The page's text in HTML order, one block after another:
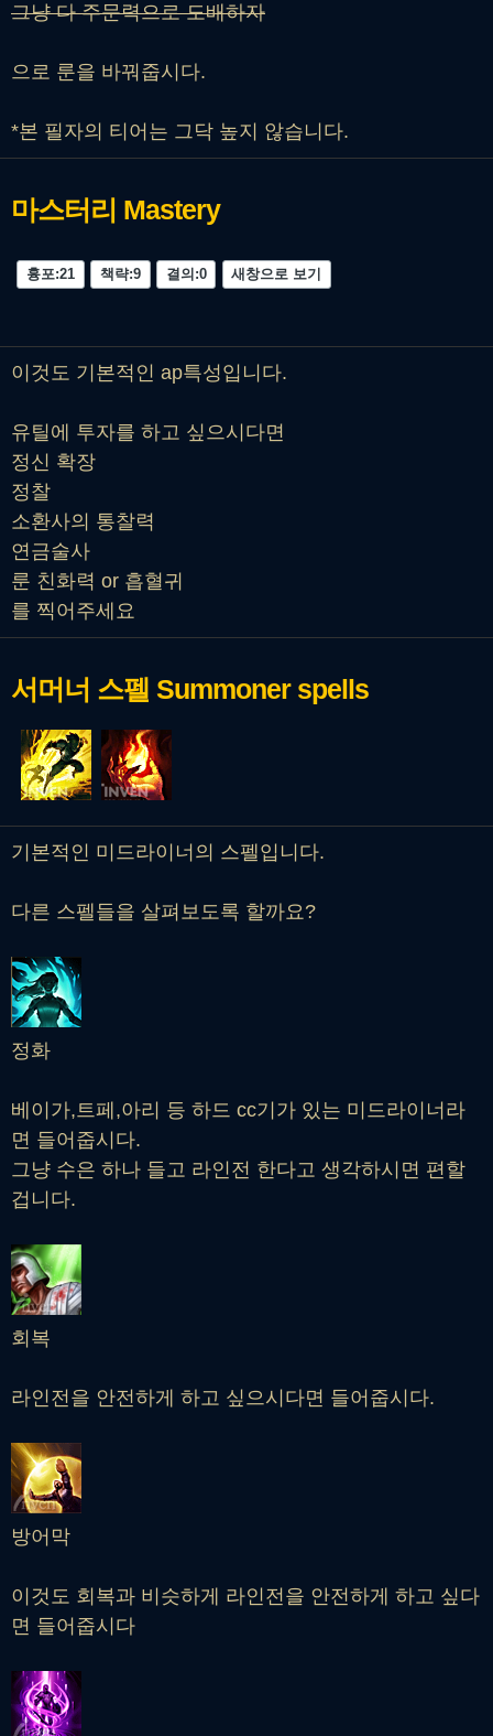
그냥 다 주문력으로 도배하자
으로 룬을 바꿔줍시다.
*본 필자의 티어는 그닥 높지 않습니다.
마스터리 Mastery
흉포:21 책략:9 결의:0 새창으로 보기
이것도 기본적인 ap특성입니다.
유틸에 투자를 하고 싶으시다면
정신 확장
정찰
소환사의 통찰력
연금술사
룬 친화력 or 흡혈귀
를 찍어주세요
서머너 스펠 Summoner spells
기본적인 미드라이너의 스펠입니다.
다른 스펠들을 살펴보도록 할까요?
정화
베이가,트페,아리 등 하드 cc기가 있는 미드라이너라
면 들어줍시다.
그냥 수은 하나 들고 라인전 한다고 생각하시면 편할
겁니다.
회복
라인전을 안전하게 하고 싶으시다면 들어줍시다.
방어막
이것도 회복과 비슷하게 라인전을 안전하게 하고 싶다
면 들어줍시다